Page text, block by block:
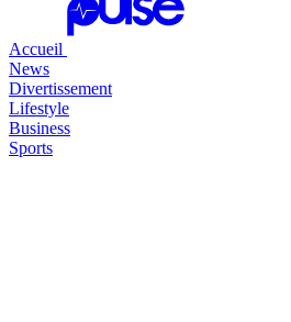
Accueil
News
Divertissement
Lifestyle
Business
Sports